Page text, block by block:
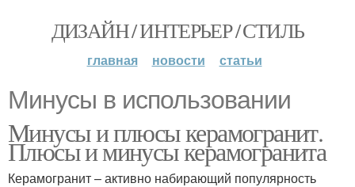
ДИЗАЙН / ИНТЕРЬЕР / СТИЛЬ
главная новости статьи
Минусы в использовании
Минусы и плюсы керамогранит.
Плюсы и минусы керамогранита
Керамогранит – активно набирающий популярность